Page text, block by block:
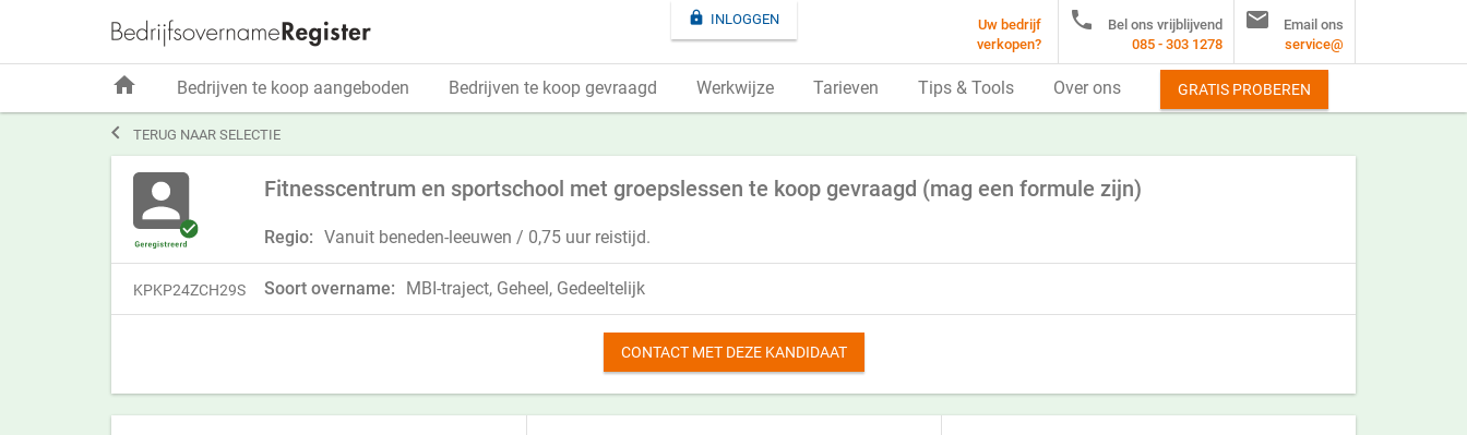
 TERUG NAAR SELECTIE
Fitnesscentrum en sportschool met groepslessen te koop gevraagd (mag een formule zijn)
Regio: Vanuit beneden-leeuwen / 0,75 uur reistijd.
KPKP24ZCH29S Soort overname: MBI-traject, Geheel, Gedeeltelijk
CONTACT MET DEZE KANDIDAAT
 INLOGGEN
Uw bedrijf
verkopen?

Bel ons vrijblijvend
085 - 303 1278

Email ons
service@
home Bedrijven te koop aangeboden Bedrijven te koop gevraagd Werkwijze Tarieven Tips & Tools Over ons GRATIS PROBEREN